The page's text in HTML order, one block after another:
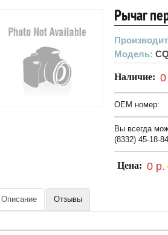
Рычаг
Модель:
Наличие: 0
OEM номер:
Вы всегда
(8332) 45-18-
Цена: 0 р.
Описание Отзывы